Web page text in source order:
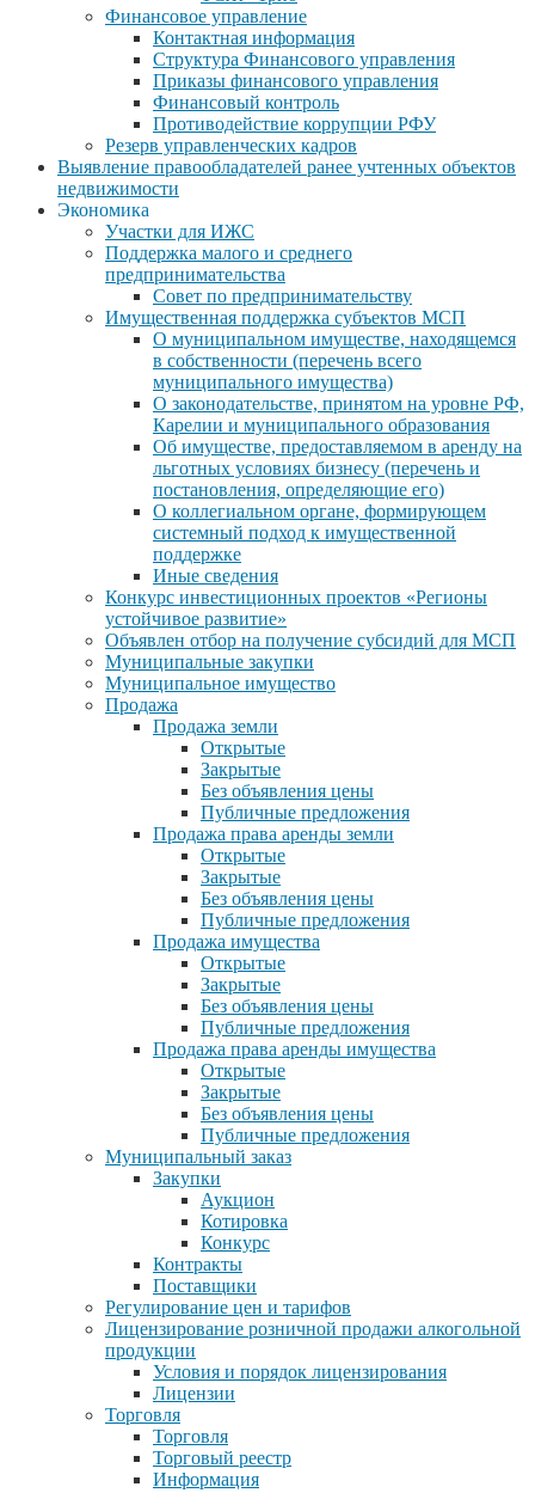
Финансовое управление
Контактная информация
Структура Финансового управления
Приказы финансового управления
Финансовый контроль
Противодействие коррупции РФУ
Резерв управленческих кадров
Выявление правообладателей ранее учтенных объектов
недвижимости
Экономика
Участки для ИЖС
Поддержка малого и среднего
предпринимательства
Совет по предпринимательству
Имущественная поддержка субъектов МСП
О муниципальном имуществе, находящемся
в собственности (перечень всего
муниципального имущества)
О законодательстве, принятом на уровне РФ,
Карелии и муниципального образования
Об имуществе, предоставляемом в аренду на
льготных условиях бизнесу (перечень и
постановления, определяющие его)
О коллегиальном органе, формирующем
системный подход к имущественной
поддержке
Иные сведения
Конкурс инвестиционных проектов «Регионы
устойчивое развитие»
Объявлен отбор на получение субсидий для МСП
Муниципальные закупки
Муниципальное имущество
Продажа
Продажа земли
Открытые
Закрытые
Без объявления цены
Публичные предложения
Продажа права аренды земли
Открытые
Закрытые
Без объявления цены
Публичные предложения
Продажа имущества
Открытые
Закрытые
Без объявления цены
Публичные предложения
Продажа права аренды имущества
Открытые
Закрытые
Без объявления цены
Публичные предложения
Муниципальный заказ
Закупки
Аукцион
Котировка
Конкурс
Контракты
Поставщики
Регулирование цен и тарифов
Лицензирование розничной продажи алкогольной
продукции
Условия и порядок лицензирования
Лицензии
Торговля
Торговля
Торговый реестр
Информация